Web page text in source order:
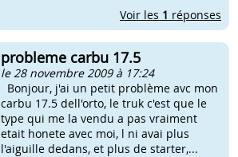
Voir les 1 réponses
probleme carbu 17.5
le 28 novembre 2009 à 17:24
Bonjour, j'ai un petit problème avc mon
carbu 17.5 dell'orto, le truk c'est que le
type qui me la vendu a pas vraiment
etait honete avec moi, l ni avai plus
l'aiguille dedans, et plus de starter,...